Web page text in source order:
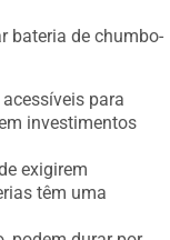
de chumbo-
para
investimentos
exigirem
têm uma
podem durar por